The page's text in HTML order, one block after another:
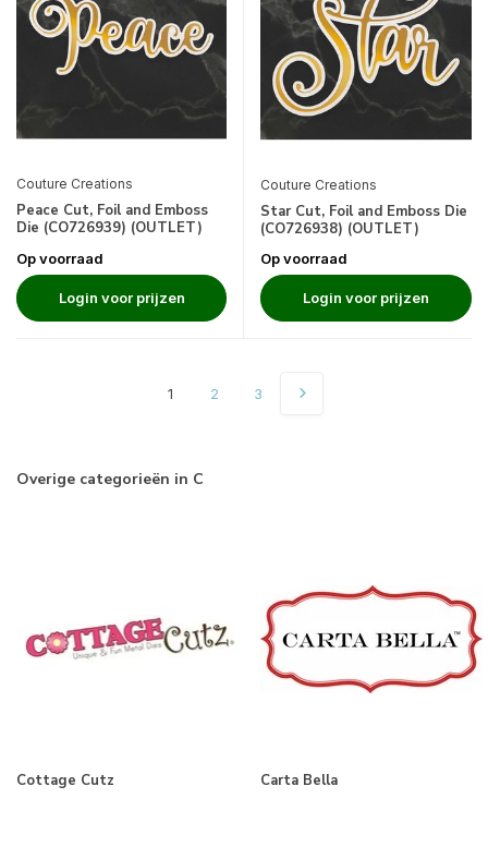
Couture Creations
Peace Cut, Foil and Emboss
Die (CO726939) (OUTLET)
Op voorraad
Login voor prijzen
Couture Creations
Star Cut, Foil and Emboss Die
(CO726938) (OUTLET)
Op voorraad
Login voor prijzen
1 2 3
Overige categorieën in C
Cottage Cutz Carta Bella